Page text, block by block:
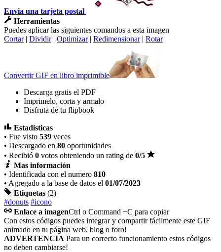
Envia una tarjeta postal
Herramientas
Puedes aplicar las siguientes comandos a esta imagen
Cortar| Dividir| Optimizar| Redimensionar| Rotar
Convertir GIF en libro imprimible
Descarga gratis el PDF
Imprimelo, corta y armalo
Disfruta de tu flipbook
Estadísticas
• Fue visto 539 veces
• Descargado en 80 oportunidades
• Recibió 0 votos obteniendo un rating de 0/5
Mas información
• Identificada con el numero 810
• Agregado a la base de datos el 01/07/2023
Etiquetas (2)
#donuts #icono
Enlace a imagenCtrl o Command +C para copiar
Con estos códigos puedes integrar y compartir fácilmente este GIF
animado en tu página web, blog o foro!
ADVERTENCIA Para un correcto funcionamiento estos códigos
no deben cambiarse!